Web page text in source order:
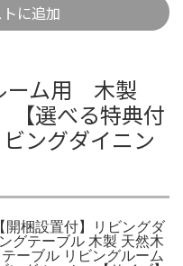
に追加
ーム用 木製
【選べる特典付
ングダイニン
開梱設置付】リビングダ
グテーブル 木製 天然木
ーブル リビングルーム